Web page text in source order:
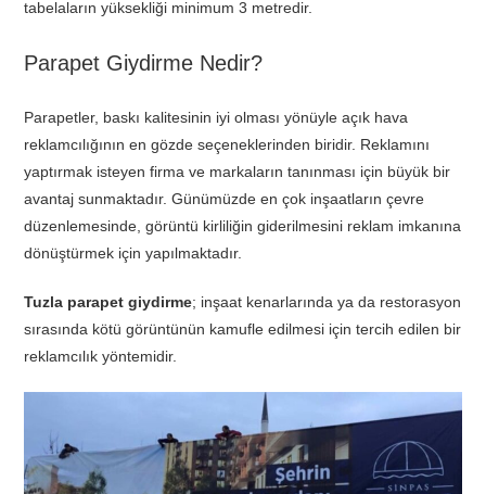
tabelaların yüksekliği minimum 3 metredir.
Parapet Giydirme Nedir?
Parapetler, baskı kalitesinin iyi olması yönüyle açık hava
reklamcılığının en gözde seçeneklerinden biridir. Reklamını
yaptırmak isteyen firma ve markaların tanınması için büyük bir
avantaj sunmaktadır. Günümüzde en çok inşaatların çevre
düzenlemesinde, görüntü kirliliğin giderilmesini reklam imkanına
dönüştürmek için yapılmaktadır.
Tuzla parapet giydirme; inşaat kenarlarında ya da restorasyon
sırasında kötü görüntünün kamufle edilmesi için tercih edilen bir
reklamcılık yöntemidir.